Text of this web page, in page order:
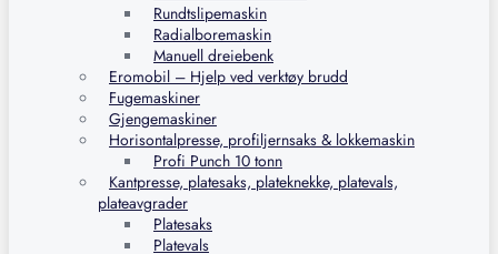
Rundtslipemaskin
Radialboremaskin
Manuell dreiebenk
Eromobil – Hjelp ved verktøy brudd
Fugemaskiner
Gjengemaskiner
Horisontalpresse, profiljernsaks & lokkemaskin
Profi Punch 10 tonn
Kantpresse, platesaks, plateknekke, platevals,
plateavgrader
Platesaks
Platevals